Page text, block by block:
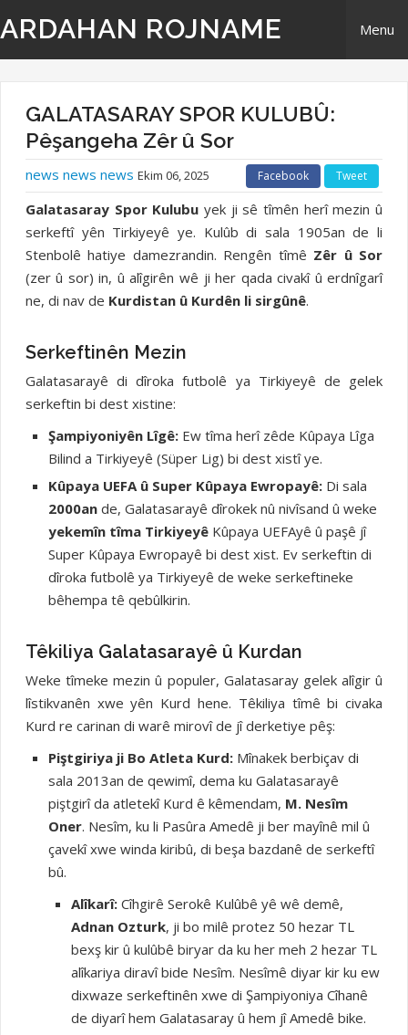
ARDAHAN ROJNAME Menu
Derbarê Me
TR | Tirki - Türkçe
EN | English- ingilizi
Têkilî
GALATASARAY SPOR KULUBÛ:
Pêşangeha Zêr û Sor
news news news Ekim 06, 2025 Facebook Tweet
Galatasaray Spor Kulubu yek ji sê tîmên herî mezin û
serkeftî yên Tirkiyeyê ye. Kulûb di sala 1905an de li
Stenbolê hatiye damezrandin. Rengên tîmê Zêr û Sor
(zer û sor) in, û alîgirên wê ji her qada civakî û erdnîgarî
ne, di nav de Kurdistan û Kurdên li sirgûnê.
Serkeftinên Mezin
Galatasarayê di dîroka futbolê ya Tirkiyeyê de gelek
serkeftin bi dest xistine:
Şampiyoniyên Lîgê:Ew tîma herî zêde Kûpaya Lîga
Bilind a Tirkiyeyê (Süper Lig) bi dest xistî ye.
Kûpaya UEFA û Super Kûpaya Ewropayê:Di sala
2000ande, Galatasarayê dîrokek nû nivîsand û weke
yekemîn tîma TirkiyeyêKûpaya UEFAyê û paşê jî
Super Kûpaya Ewropayê bi dest xist. Ev serkeftin di
dîroka futbolê ya Tirkiyeyê de weke serkeftineke
bêhempa tê qebûlkirin.
Têkiliya Galatasarayê û Kurdan
Weke tîmeke mezin û populer, Galatasaray gelek alîgir û
lîstikvanên xwe yên Kurd hene. Têkiliya tîmê bi civaka
Kurd re carinan di warê mirovî de jî derketiye pêş:
Piştgiriya ji Bo Atleta Kurd:Mînakek berbiçav di
sala 2013an de qewimî, dema ku Galatasarayê
piştgirî da atletekî Kurd ê kêmendam, M. Nesîm
Oner. Nesîm, ku li Pasûra Amedê ji ber mayînê mil û
çavekî xwe winda kiribû, di beşa bazdanê de serkeftî
bû.
Alîkarî:Cîhgirê Serokê Kulûbê yê wê demê,
Adnan Ozturk, ji bo milê protez 50 hezar TL
bexş kir û kulûbê biryar da ku her meh 2 hezar TL
alîkariya diravî bide Nesîm. Nesîmê diyar kir ku ew
dixwaze serkeftinên xwe di Şampiyoniya Cîhanê
de diyarî hem Galatasaray û hem jî Amedê bike.